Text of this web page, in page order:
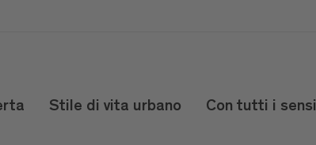
Stile di vita urbano Con tutti i sensi